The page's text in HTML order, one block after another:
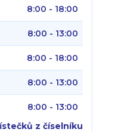
8:00 - 18:00
8:00 - 13:00
8:00 - 18:00
8:00 - 13:00
8:00 - 13:00
z číselníku